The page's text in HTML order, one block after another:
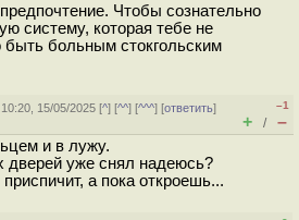
Чтобы сознательно
систему, которая тебе не
быть больным стокгольским
15/05/2025 [^] [^^] [^^^] [ответить]
–1
+ / –
и в лужу.
дверей уже снял надеюсь?
а пока откроешь...